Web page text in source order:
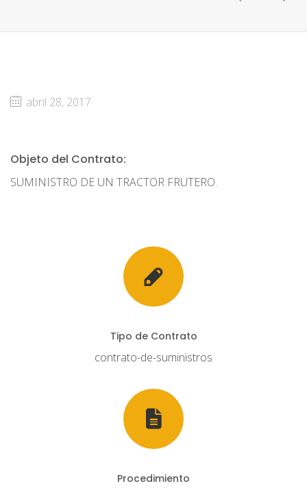
abril 28, 2017
Objeto del Contrato:
SUMINISTRO DE UN TRACTOR FRUTERO.
Tipo de Contrato
contrato-de-suministros
Procedimiento